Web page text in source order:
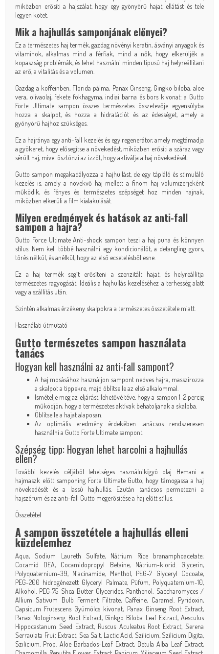
miközben erősíti a hajszálat, hogy egy gyönyörű hajat, ellátást és tele
legyen kötet.
Mik a hajhullás samponjának előnyei?
Ez a természetes haj termék, gazdag növényi keratin, ásványi anyagok és
vitaminok, alkalmas mind a férfiak, mind a nők, hogy elkerüljék a
kopaszság problémák, és lehet használni minden típusú haj helyreállítani
az erő, a vitalitás és a volumen.
Gazdag a koffeinben, Florida pálma, Panax Ginseng, Gingko biloba, aloe
vera, olívaolaj, fekete fokhagyma, indiai barna és bors kivonat: a Gutto
Forte Ultimate sampon összes természetes összetevője egyensúlyba
hozza a skalpot, és hozza a hidratációt és az édességet, amely a
gyönyörű hajhoz szükséges.
Ez a hajránya egy anti-fall kezelés és egy regenerátor, amely megtámadja
a gyökeret, hogy elősegítse a növekedést, miközben erősíti a száraz vagy
sérült haj, mivel ösztönzi az izzót, hogy aktiválja a haj növekedését.
Gutto sampon megakadályozza a hajhullást, de egy tápláló és stimuláló
kezelés is, amely a növekvő haj mellett a finom haj volumizerjeként
működik, és fényes és természetes szépséget hoz minden hajnak,
miközben elkerüli a film kialakulását.
Milyen eredmények és hatások az anti-fall
sampon a hajra?
Gutto Force Ultimate Anti-shock sampon teszi a haj puha és könnyen
stílus. Nem kell többé használni egy kondicionálót, a detangling gyors,
törés nélkül, és anélkül, hogy az első ecsetelésből esne.
Ez a haj termék segít erősíteni a szenzitált hajat, és helyreállítja
természetes ragyogását. Ideális a hajhullás kezeléséhez a terhesség alatt
vagy a szállítás után.
Szintén alkalmas érzékeny skalpokra a természetes összetétele miatt.
Használati útmutató
Gutto természetes sampon használata
tanács
Hogyan kell használni az anti-fall sampont?
A haj mosásához használjon sampont nedves hajra, masszírozza
a skalpot a tippekre, majd öblítse le az első alkalommal.
Ismételje meg az eljárást, lehetővé téve, hogy a sampon 1-2 percig
működjön, hogy a természetes aktívak behatoljanak a skalpba.
Öblítse le a hajat alaposan.
Az optimális eredmény érdekében tanácsos rendszeresen
használni a Gutto Forte Ultimate sampont.
Szépség tipp: Hogyan lehet harcolni a hajhullás
ellen?
További kezelés céljából lehetséges használnikígyó olaj Hemani a
hajmaszk előtt samponing Forte Ultimate Gutto, hogy támogassa a haj
növekedését és a lassú hajhullás. Ezután tanácsos permetezni a
hajszérum és az anti-fall Gutto megerősítésea haj előtt stílus.
Összetétel
A sampon összetétele a hajhullás elleni
küzdelemhez
Aqua, Sodium Laureth Sulfate, Nátrium Rice branamphoacetate;
Cocamid DEA, Cocamidopropyl Betaine, Nátrium-klorid. Glycerin,
Polyquaternium-39, Niacinamide, Menthol, PEG-7 Glyceryl Cocoate,
PEG-200 hidrogénezett Glyceryl Palmate, Püfüm, Polyquaternium-10,
Alkohol, PEG-75 Shea Butter Glycerides, Panthenol, Saccharomyces /
Allium Sativum Bulb Ferment Filtrate, Caffeine, Caramel. Pyridoxin,
Capsicum Frutescens Gyümölcs kivonat, Panax Ginseng Root Extract,
Panax Notoginseng Root Extract, Ginkgo Biloba Leaf Extract, Aesculus
Hippocastanum Seed Extract, Ruscus Aculeatus Root Extract, Serena
Serraulata Fruit Extract, Sea Salt, Lactic Acid, Szilícium, Szilícium Digita,
Szilícium. Prop. Aloe Barbados-Leaf Extract, Betula Alba Leaf Extract,